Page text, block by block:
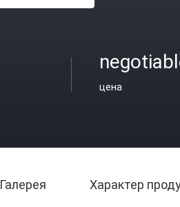
цена
Галерея Характер